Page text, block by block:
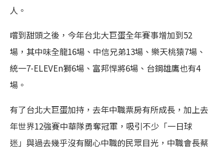
人。
嚐到甜頭之後，今年台北大巨蛋全年賽事增加到52
場，其中味全龍16場、中信兄弟13場、樂天桃猿7場、
統一7-ELEVEn獅6場、富邦悍將6場、台鋼雄鷹也有4
場。
有了台北大巨蛋加持，去年中職票房有所成長，加上去
年世界12強賽中華隊勇奪冠軍，吸引不少「一日球
迷」與過去幾乎沒有關心中職的民眾目光，中職會長蔡